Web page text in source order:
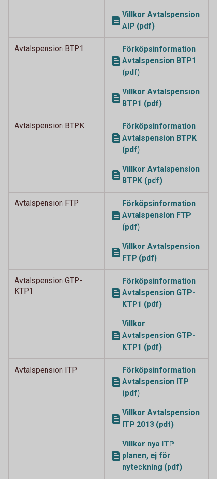
Villkor Avtalspension
AIP (pdf)
Avtalspension BTP1
Förköpsinformation
Avtalspension BTP1
(pdf)
Villkor Avtalspension
BTP1 (pdf)
Avtalspension BTPK
Förköpsinformation
Avtalspension BTPK
(pdf)
Villkor Avtalspension
BTPK (pdf)
Avtalspension FTP
Förköpsinformation
Avtalspension FTP
(pdf)
Villkor Avtalspension
FTP (pdf)
Avtalspension GTP-
KTP1
Förköpsinformation
Avtalspension GTP-
KTP1 (pdf)
Villkor
Avtalspension GTP-
KTP1 (pdf)
Avtalspension ITP
Förköpsinformation
Avtalspension ITP
(pdf)
Villkor Avtalspension
ITP 2013 (pdf)
Villkor nya ITP-
planen, ej för
nyteckning (pdf)